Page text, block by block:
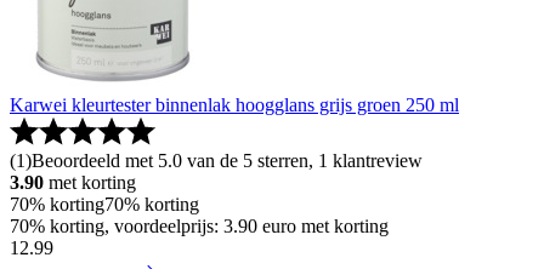
Karwei kleurtester binnenlak hoogglans grijs groen 250 ml
(1)Beoordeeld met 5.0 van de 5 sterren, 1 klantreview
3.90 met korting
70% korting70% korting
70% korting, voordeelprijs: 3.90 euro met korting
12.99